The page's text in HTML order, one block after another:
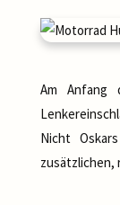
Am Anfang
Nicht
zusätzlichen,